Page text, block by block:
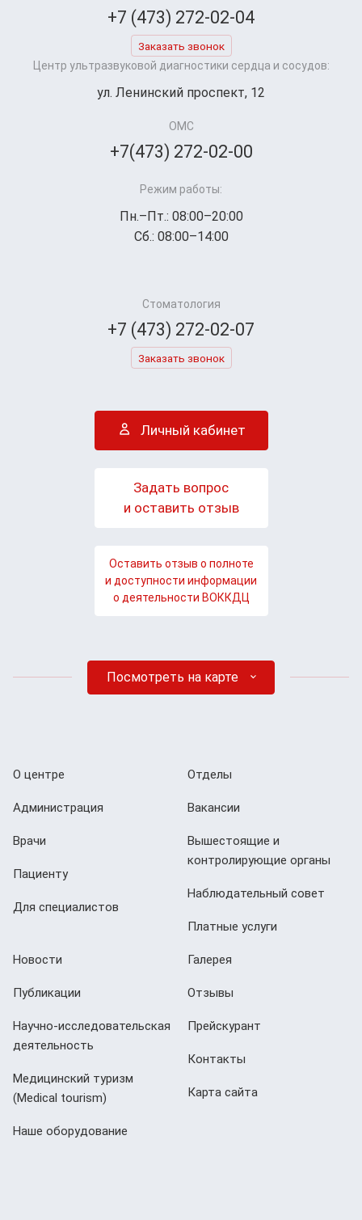
+7 (473) 272-02-04
Заказать звонок
Центр ультразвуковой диагностики сердца и сосудов:
ул. Ленинский проспект, 12
ОМС
+7(473) 272-02-00
Режим работы:
Пн.–Пт.: 08:00–20:00
Сб.: 08:00–14:00
Стоматология
+7 (473) 272-02-07
Заказать звонок
Личный кабинет
Задать вопрос
и оставить отзыв
Оставить отзыв о полноте
и доступности информации
о деятельности ВОККДЦ
Посмотреть на карте
О центре
Администрация
Врачи
Пациенту
Для специалистов
Отделы
Вакансии
Вышестоящие и
контролирующие органы
Наблюдательный совет
Платные услуги
Новости
Публикации
Научно-исследовательская
деятельность
Медицинский туризм
(Мedical tourism)
Наше оборудование
Галерея
Отзывы
Прейскурант
Контакты
Карта сайта